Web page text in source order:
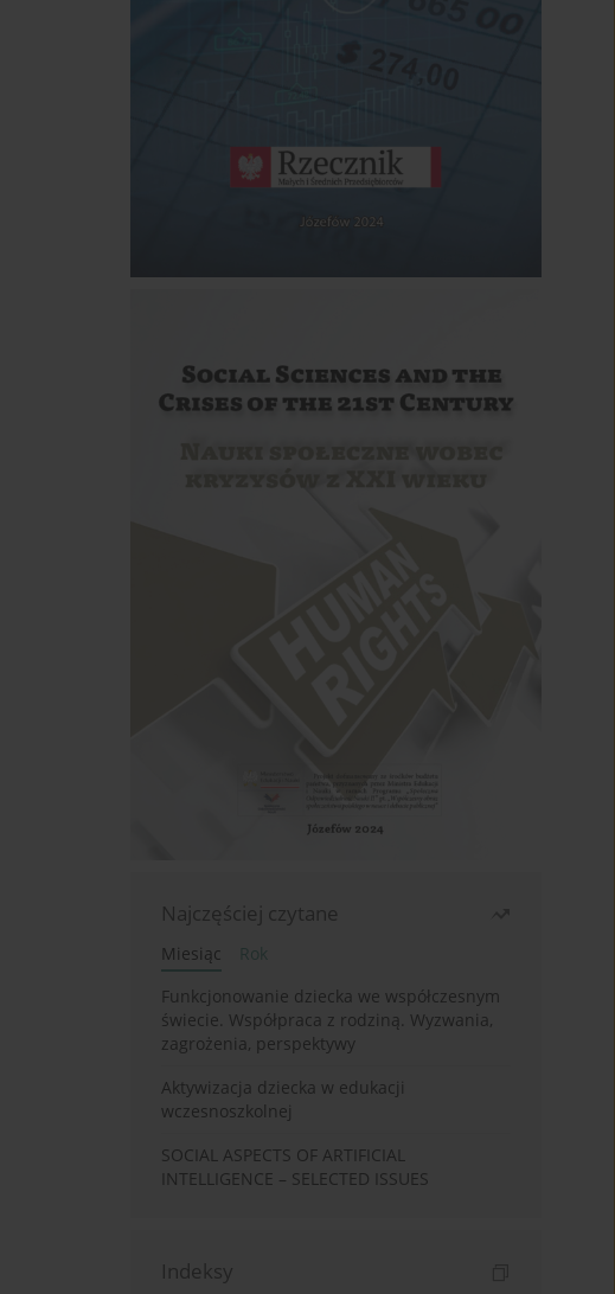
Najczęściej czytane
Miesiąc
Rok
Funkcjonowanie dziecka we współczesnym
świecie. Współpraca z rodziną. Wyzwania,
zagrożenia, perspektywy
Aktywizacja dziecka w edukacji
wczesnoszkolnej
SOCIAL ASPECTS OF ARTIFICIAL
INTELLIGENCE – SELECTED ISSUES
Indeksy